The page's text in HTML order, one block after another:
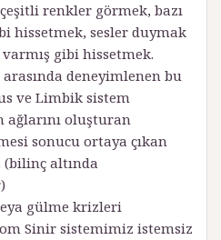
renkler görmek, bazı
hissetmek, sesler duymak
gibi hissetmek.
deneyimlenen bu
ve Limbik sistem
ağlarını oluşturan
sonucu ortaya çıkan
altında
gülme krizleri
Sinir sistemimiz istemsiz